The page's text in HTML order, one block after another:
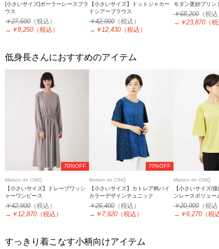
[小さいサイズ]ボーラーレースブラ
ウス
￥27,500 （税込）
→ ￥8,250 （税込）
【小さいサイズ】ドットジャカー
ドシアーブラウス
￥42,900（税込）
→ ￥12,430 （税込）
モダン更紗プリン
￥68,200（税
→ ￥23,870（
低身長さんにおすすめのアイテム
70%OFF
Maison de CINQ
【小さいサイズ】ドレープワッシ
ャーワンピース
￥42,900 （税込）
→ ￥12,870 （税込）
70%OFF
Maison de CINQ
【小さいサイズ】カトレア柄バイ
カラーデザインチュニック
￥26,400（税込）
→ ￥7,920 （税込）
Maison de CINQ
【小さいサイズ/
ンレースボリュー
￥20,900（税
→ ￥6,270（税
すっきり着こなす小柄向けアイテム